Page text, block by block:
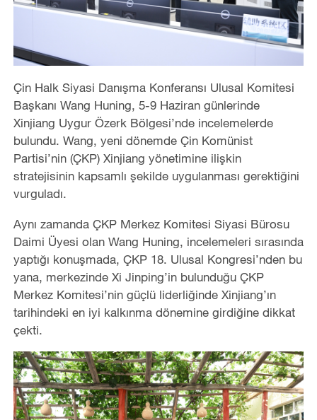
Çin Halk Siyasi Danışma Konferansı Ulusal Komitesi
Başkanı Wang Huning, 5-9 Haziran günlerinde
Xinjiang Uygur Özerk Bölgesi’nde incelemelerde
bulundu. Wang, yeni dönemde Çin Komünist
Partisi’nin (ÇKP) Xinjiang yönetimine ilişkin
stratejisinin kapsamlı şekilde uygulanması gerektiğini
vurguladı.
Aynı zamanda ÇKP Merkez Komitesi Siyasi Bürosu
Daimi Üyesi olan Wang Huning, incelemeleri sırasında
yaptığı konuşmada, ÇKP 18. Ulusal Kongresi’nden bu
yana, merkezinde Xi Jinping’in bulunduğu ÇKP
Merkez Komitesi’nin güçlü liderliğinde Xinjiang’ın
tarihindeki en iyi kalkınma dönemine girdiğine dikkat
çekti.